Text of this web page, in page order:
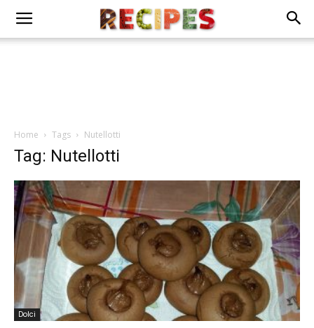
Home Tags Nutellotti
Tag: Nutellotti
Dolci